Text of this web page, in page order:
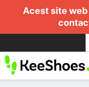
Acest site